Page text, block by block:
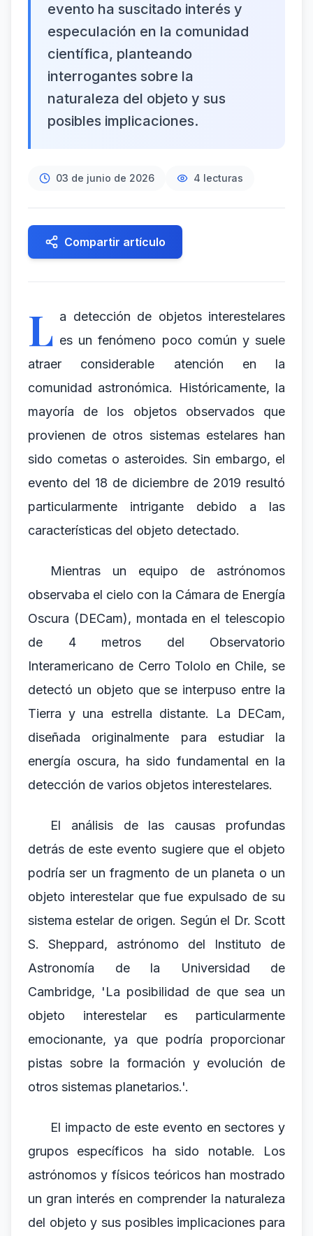
evento ha suscitado interés y
especulación en la comunidad
científica, planteando
interrogantes sobre la
naturaleza del objeto y sus
posibles implicaciones.
03 de junio de 2026 4 lecturas
Compartir artículo
L a detección de objetos interestelares
es un fenómeno poco común y suele
atraer considerable atención en la
comunidad astronómica. Históricamente, la
mayoría de los objetos observados que
provienen de otros sistemas estelares han
sido cometas o asteroides. Sin embargo, el
evento del 18 de diciembre de 2019 resultó
particularmente intrigante debido a las
características del objeto detectado.
Mientras un equipo de astrónomos
observaba el cielo con la Cámara de Energía
Oscura (DECam), montada en el telescopio
de 4 metros del Observatorio
Interamericano de Cerro Tololo en Chile, se
detectó un objeto que se interpuso entre la
Tierra y una estrella distante. La DECam,
diseñada originalmente para estudiar la
energía oscura, ha sido fundamental en la
detección de varios objetos interestelares.
El análisis de las causas profundas
detrás de este evento sugiere que el objeto
podría ser un fragmento de un planeta o un
objeto interestelar que fue expulsado de su
sistema estelar de origen. Según el Dr. Scott
S. Sheppard, astrónomo del Instituto de
Astronomía de la Universidad de
Cambridge, 'La posibilidad de que sea un
objeto interestelar es particularmente
emocionante, ya que podría proporcionar
pistas sobre la formación y evolución de
otros sistemas planetarios.'.
El impacto de este evento en sectores y
grupos específicos ha sido notable. Los
astrónomos y físicos teóricos han mostrado
un gran interés en comprender la naturaleza
del objeto y sus posibles implicaciones para